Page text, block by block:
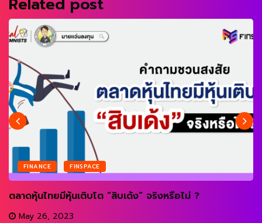
FINANCE FINSPACE
ตลาดหุ้นไทยมีหุ้นเติบโต “สิบเด้ง” จริงหรือไม่ ?
May 26, 2023